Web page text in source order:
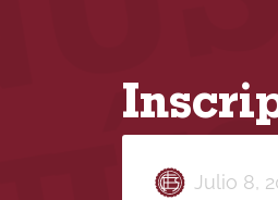
Julio 8,